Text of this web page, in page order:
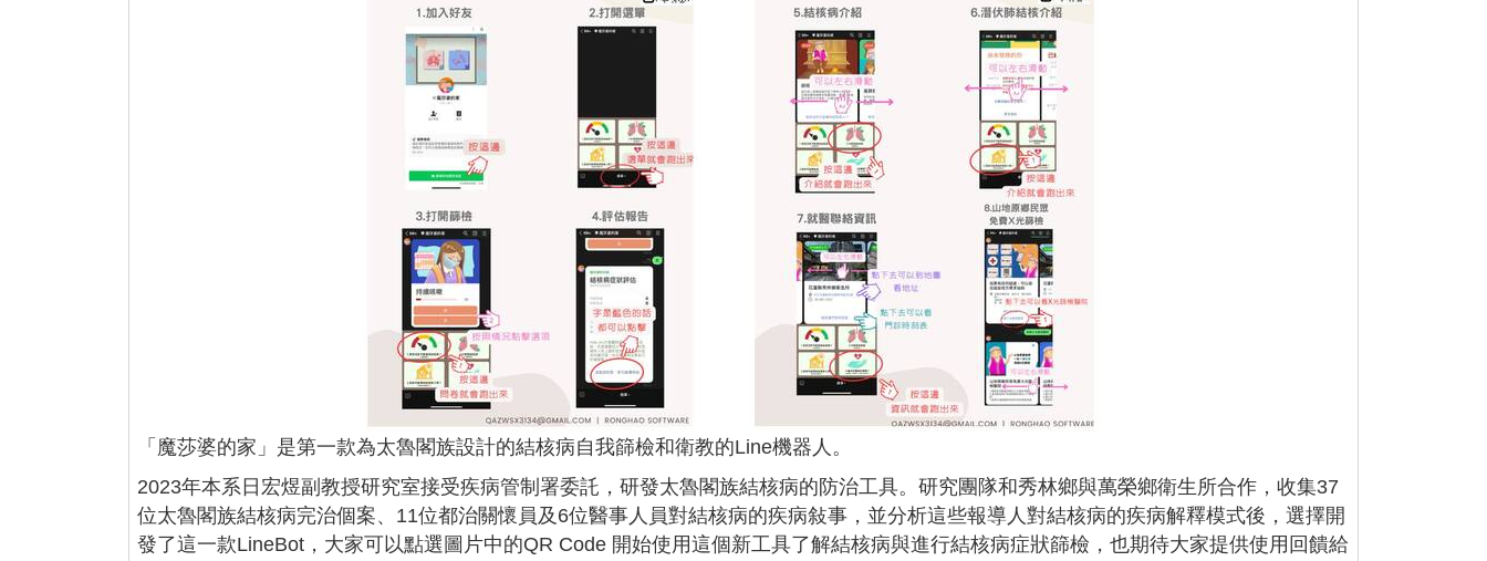
「魔莎婆的家」是第一款為太魯閣族設計的結核病自我篩檢和衛教的Line機器人。
2023年本系日宏煜副教授研究室接受疾病管制署委託，研發太魯閣族結核病的防治工具。研究團隊和秀林鄉與萬榮鄉衛生所合作，收集37
位太魯閣族結核病完治個案、11位都治關懷員及6位醫事人員對結核病的疾病敍事，並分析這些報導人對結核病的疾病解釋模式後，選擇開
發了這一款LineBot，大家可以點選圖片中的QR Code 開始使用這個新工具了解結核病與進行結核病症狀篩檢，也期待大家提供使用回饋給